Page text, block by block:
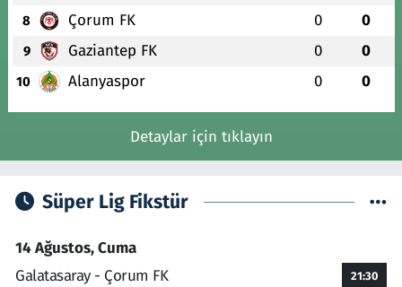
8 Çorum FK 0 0
9 Gaziantep FK 0 0
10 Alanyaspor 0 0
Detaylar için tıklayın
Süper Lig Fikstür
14 Ağustos, Cuma
Galatasaray - Çorum FK
21:30